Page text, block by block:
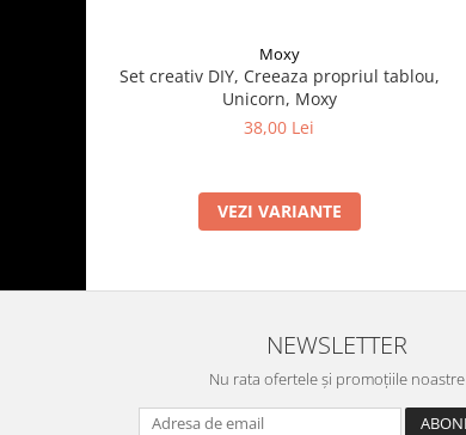
Moxy
Set creativ DIY, Creeaza propriul tablou,
Unicorn, Moxy
38,00 Lei
VEZI VARIANTE
NEWSLETTER
Nu rata ofertele și promoțiile noastre